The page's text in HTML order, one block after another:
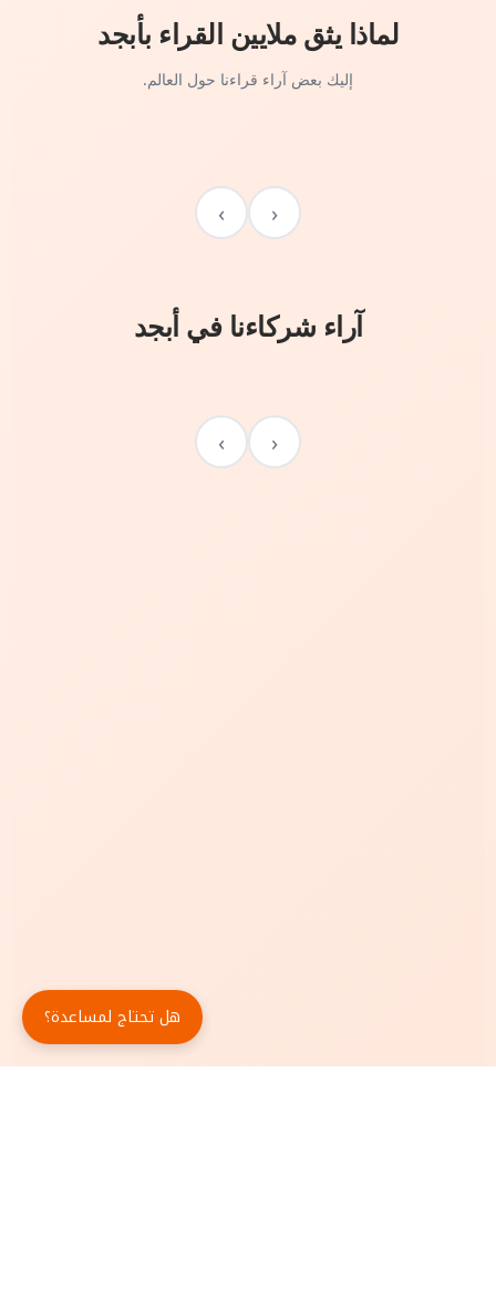
لماذا يثق ملايين القراء بأبجد
إليك بعض آراء قراءنا حول العالم.
‹
›
آراء شركاءنا في أبجد
‹
›
هل تحتاج لمساعدة؟